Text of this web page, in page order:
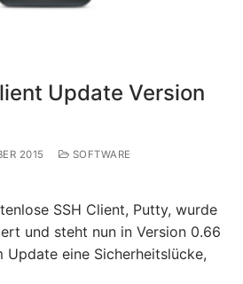
Update Version
2015
SOFTWARE
SSH Client, Putty, wurde
und steht nun in Version 0.66
Update eine Sicherheitslücke,